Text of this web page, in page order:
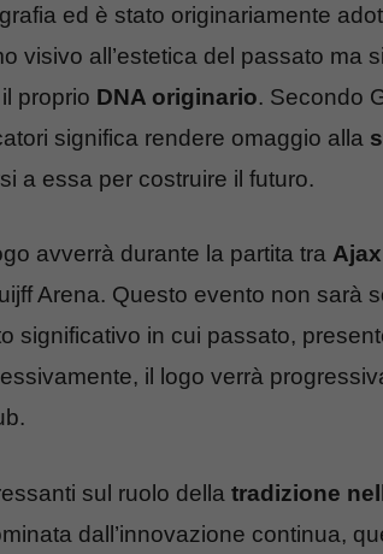
ed è stato originariamente
visivo all’estetica del passato ma
proprio DNA originario. Secondo
significa rendere omaggio alla
a essa per costruire il futuro.
avverrà durante la partita tra
Arena. Questo evento non sarà
significativo in cui passato,
il logo verrà
sul ruolo della tradizione
dall’innovazione continua,